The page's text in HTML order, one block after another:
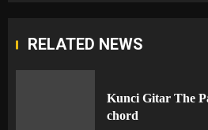
RELATED NEWS
Kunci Gitar The
chord